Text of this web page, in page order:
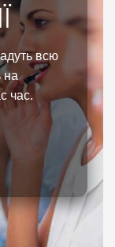
всю
на
час.